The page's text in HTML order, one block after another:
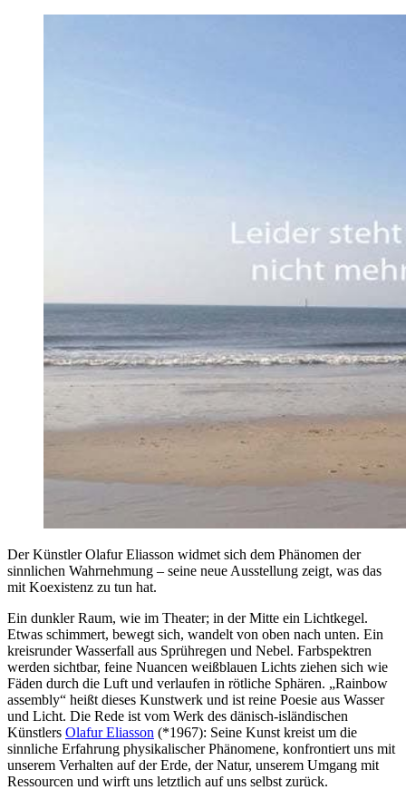
Der Künstler Olafur Eliasson widmet sich dem Phänomen der
sinnlichen Wahrnehmung – seine neue Ausstellung zeigt, was das
mit Koexistenz zu tun hat.
Ein dunkler Raum, wie im Theater; in der Mitte ein Lichtkegel.
Etwas schimmert, bewegt sich, wandelt von oben nach unten. Ein
kreisrunder Wasserfall aus Sprühregen und Nebel. Farbspektren
werden sichtbar, feine Nuancen weißblauen Lichts ziehen sich wie
Fäden durch die Luft und verlaufen in rötliche Sphären. „Rainbow
assembly“ heißt dieses Kunstwerk und ist reine Poesie aus Wasser
und Licht. Die Rede ist vom Werk des dänisch-isländischen
Künstlers Olafur Eliasson (*1967): Seine Kunst kreist um die
sinnliche Erfahrung physikalischer Phänomene, konfrontiert uns mit
unserem Verhalten auf der Erde, der Natur, unserem Umgang mit
Ressourcen und wirft uns letztlich auf uns selbst zurück.